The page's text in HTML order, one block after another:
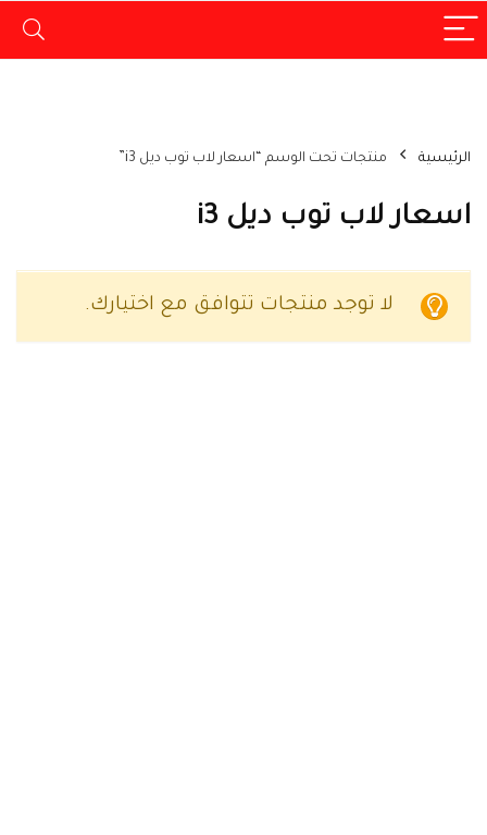
الرئيسية منتجات تحت الوسم “اسعار لاب توب ديل i3”
اسعار لاب توب ديل i3
لا توجد منتجات تتوافق مع اختيارك.